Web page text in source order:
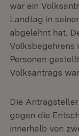
war ein
Landtag in
abgelehnt hat.
Volksbegehrens
Personen
Volksantrags
Die
gegen die
innerhalb von